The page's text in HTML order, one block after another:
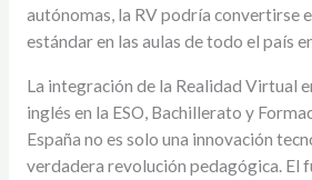
autónomas, la RV podría convertirse
estándar en las aulas de todo el país
La integración de la Realidad Virtual
inglés en la ESO, Bachillerato y
España no es solo una innovación
verdadera revolución pedagógica. El